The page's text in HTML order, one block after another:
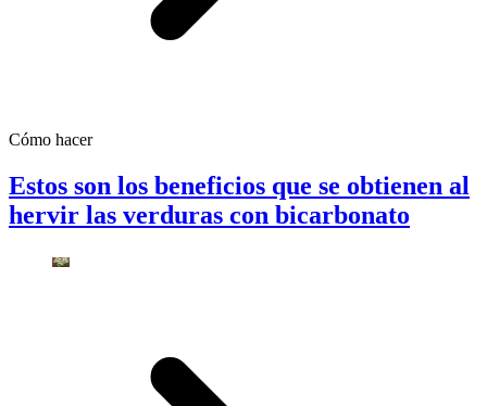
Cómo hacer
Estos son los beneficios que se obtienen al
hervir las verduras con bicarbonato